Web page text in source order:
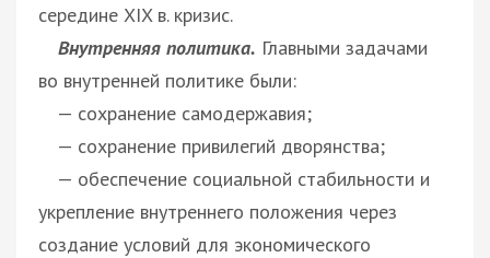
середине XIX в. кризис.
Внутренняя политика. Главными задачами
во внутренней политике были:
— сохранение самодержавия;
— сохранение привилегий дворянства;
— обеспечение социальной стабильности и
укрепление внутреннего положения через
создание условий для экономического